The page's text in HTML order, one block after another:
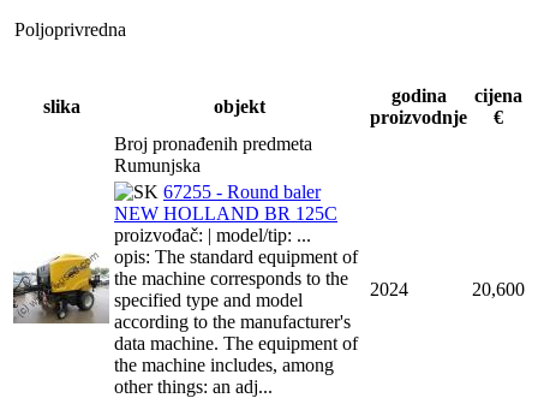
Poljoprivredna
slika objekt
godina
proizvodnje
cijena
€
Broj pronađenih predmeta
Rumunjska
67255 - Round baler
NEW HOLLAND BR 125C
proizvođač: | model/tip: ...
opis: The standard equipment of
the machine corresponds to the
specified type and model
according to the manufacturer's
data machine. The equipment of
the machine includes, among
other things: an adj...
2024 20,600